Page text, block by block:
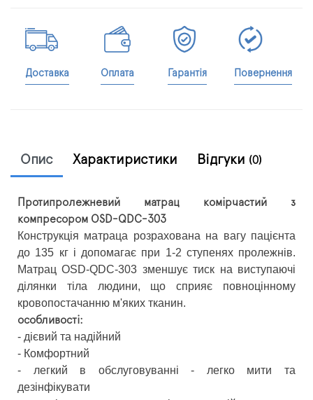
Доставка Оплата Гарантія Повернення
Опис Характиристики Відгуки (0)
Протипролежневий матрац комірчастий з
компресором OSD-QDC-303
Конструкція матраца розрахована на вагу пацієнта
до 135 кг і допомагає при 1-2 ступенях пролежнів.
Матрац OSD-QDC-303 зменшує тиск на виступаючі
ділянки тіла людини, що сприяє повноцінному
кровопостачанню м'яких тканин.
особливості:
- дієвий та надійний
- Комфортний
- легкий в обслуговуванні - легко мити та
дезінфікувати